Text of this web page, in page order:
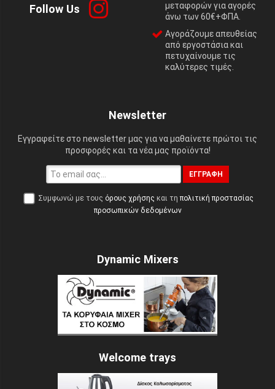
Follow Us
μεταφορών για αγορές
άνω των 60€+ΦΠΑ.
Αγοράζουμε απευθείας
από εργοστάσια και
πετυχαίνουμε τις
καλύτερες τιμές.
Newsletter
Εγγραφείτε στο newsletter μας για να μαθαίνετε πρώτοι τις
προσφορές και τα νέα μας προϊόντα!
ΕΓΓΡΑΦΉ
Συμφωνώ με τους όρους χρήσης και τη πολιτική προστασίας
προσωπικών δεδομένων
Dynamic Mixers
Welcome trays